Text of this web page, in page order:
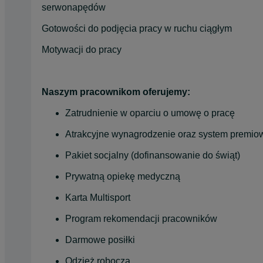
serwonapędów
Gotowości do podjęcia pracy w ruchu ciągłym
Motywacji do pracy
Naszym pracownikom oferujemy:
Zatrudnienie w oparciu o umowę o pracę
Atrakcyjne wynagrodzenie oraz system
Pakiet socjalny (dofinansowanie do świąt)
Prywatną opiekę medyczną
Karta Multisport
Program rekomendacji pracowników
Darmowe posiłki